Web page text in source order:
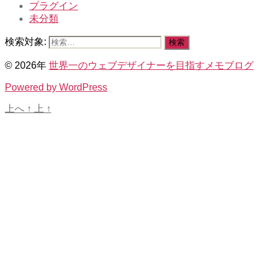
プラグイン
未分類
検索対象:
© 2026年 世界一のウェブデザイナーを目指すメモブログ
Powered by WordPress
上へ ↑ 上 ↑